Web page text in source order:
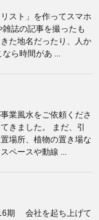
スト」を作ってスマホ
誌の記事を撮ったも
た地名だったり、人か
ら時間があ ...
業風水をご依頼くださ
きました。 まだ、引
場所、植物の置き場な
ペースや動線 ...
期 会社を起ち上げて